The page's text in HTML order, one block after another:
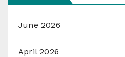
June 2026
April 2026